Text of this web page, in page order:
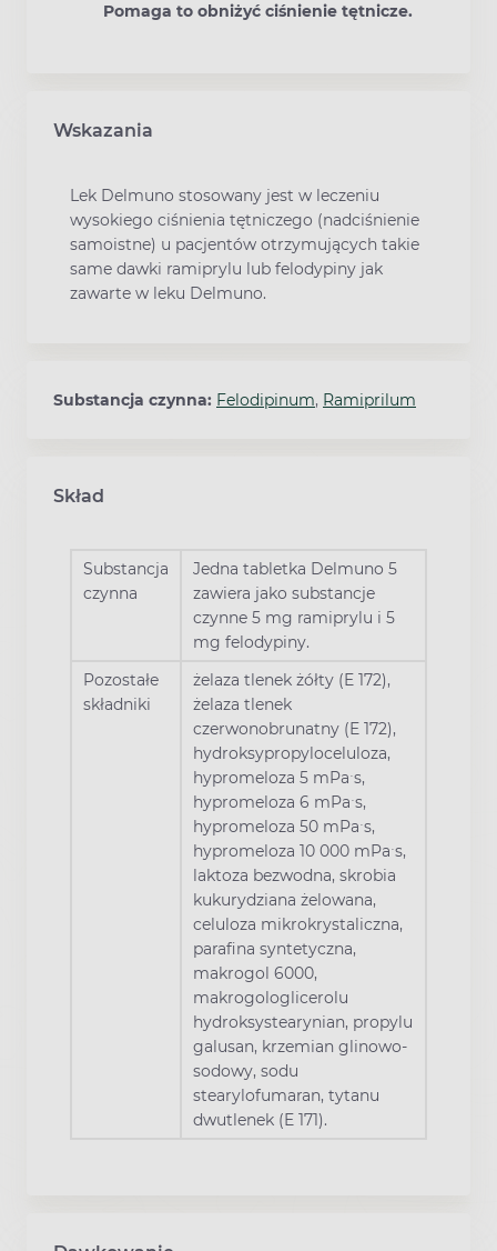
Pomaga to obniżyć ciśnienie tętnicze.
Wskazania
Lek Delmuno stosowany jest w leczeniu
wysokiego ciśnienia tętniczego (nadciśnienie
samoistne) u pacjentów otrzymujących takie
same dawki ramiprylu lub felodypiny jak
zawarte w leku Delmuno.
Substancja czynna: Felodipinum, Ramiprilum
Skład
Substancja
czynna
Jedna tabletka Delmuno 5
zawiera jako substancje
czynne 5 mg ramiprylu i 5
mg felodypiny.
Pozostałe
składniki
żelaza tlenek żółty (E 172),
żelaza tlenek
czerwonobrunatny (E 172),
hydroksypropyloceluloza,
hypromeloza 5 mPaˑs,
hypromeloza 6 mPaˑs,
hypromeloza 50 mPaˑs,
hypromeloza 10 000 mPaˑs,
laktoza bezwodna, skrobia
kukurydziana żelowana,
celuloza mikrokrystaliczna,
parafina syntetyczna,
makrogol 6000,
makrogologlicerolu
hydroksystearynian, propylu
galusan, krzemian glinowo-
sodowy, sodu
stearylofumaran, tytanu
dwutlenek (E 171).